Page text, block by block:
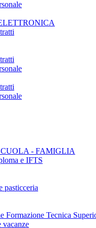
- FAMIGLIA
e IFTS
pasticceria
Formazione Tecnica
vacanze